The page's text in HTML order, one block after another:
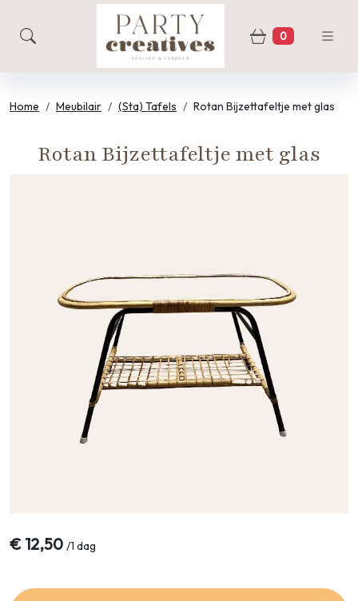
zoeken
0
Home Meubilair (Sta) Tafels Rotan Bijzettafeltje met glas
Rotan Bijzettafeltje met glas
€ 12,50 /1 dag